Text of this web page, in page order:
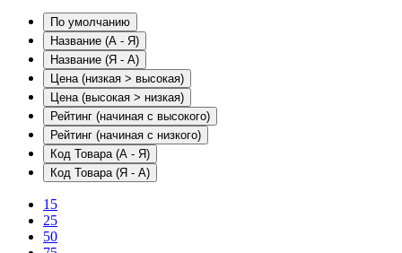
По умолчанию
Название (А - Я)
Название (Я - А)
Цена (низкая > высокая)
Цена (высокая > низкая)
Рейтинг (начиная с высокого)
Рейтинг (начиная с низкого)
Код Товара (А - Я)
Код Товара (Я - А)
15
25
50